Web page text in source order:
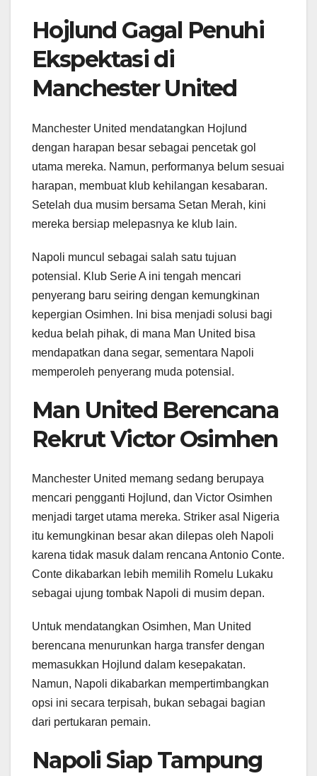
Hojlund Gagal Penuhi
Ekspektasi di
Manchester United
Manchester United mendatangkan Hojlund
dengan harapan besar sebagai pencetak gol
utama mereka. Namun, performanya belum sesuai
harapan, membuat klub kehilangan kesabaran.
Setelah dua musim bersama Setan Merah, kini
mereka bersiap melepasnya ke klub lain.
Napoli muncul sebagai salah satu tujuan
potensial. Klub Serie A ini tengah mencari
penyerang baru seiring dengan kemungkinan
kepergian Osimhen. Ini bisa menjadi solusi bagi
kedua belah pihak, di mana Man United bisa
mendapatkan dana segar, sementara Napoli
memperoleh penyerang muda potensial.
Man United Berencana
Rekrut Victor Osimhen
Manchester United memang sedang berupaya
mencari pengganti Hojlund, dan Victor Osimhen
menjadi target utama mereka. Striker asal Nigeria
itu kemungkinan besar akan dilepas oleh Napoli
karena tidak masuk dalam rencana Antonio Conte.
Conte dikabarkan lebih memilih Romelu Lukaku
sebagai ujung tombak Napoli di musim depan.
Untuk mendatangkan Osimhen, Man United
berencana menurunkan harga transfer dengan
memasukkan Hojlund dalam kesepakatan.
Namun, Napoli dikabarkan mempertimbangkan
opsi ini secara terpisah, bukan sebagai bagian
dari pertukaran pemain.
Napoli Siap Tampung